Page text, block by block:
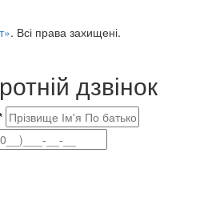
. Всі права захищені.
дзвінок